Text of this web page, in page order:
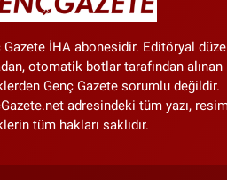
Gazete İHA abonesidir. Editöryal
otomatik botlar tarafından alınan
Genç Gazete sorumlu değildir.
adresindeki tüm yazı,
tüm hakları saklıdır.